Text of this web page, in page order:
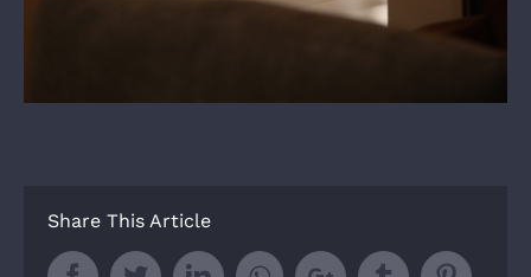
Share This Article